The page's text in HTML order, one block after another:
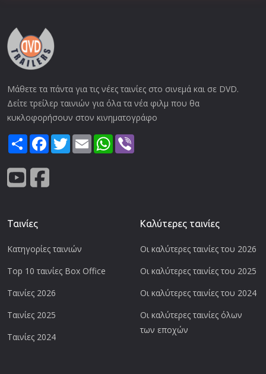
Μάθετε τα πάντα για τις νέες ταινίες στο σινεμά και σε DVD.
Δείτε τρείλερ ταινιών για όλα τα νέα φιλμ που θα
κυκλοφορήσουν στον κινηματογράφο
ShareFacebook
TwitterEmail WhatsApp
Ταινίες
Κατηγορίες ταινιών
Top 10 ταινίες Box Office
Ταινίες 2026
Ταινίες 2025
Ταινίες 2024
Καλύτερες ταινίες
Οι καλύτερες ταινίες του 2026
Οι καλύτερες ταινίες του 2025
Οι καλύτερες ταινίες του 2024
Οι καλύτερες ταινίες όλων
των εποχών